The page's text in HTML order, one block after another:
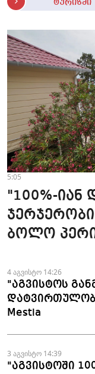
ტურიზმი
5:05
"100%-
ბოლო
Beach Club
4 აგვისტო 14:26
"აგვისტოს
Mestia
3 აგვისტო 14:39
"აგვისტოში